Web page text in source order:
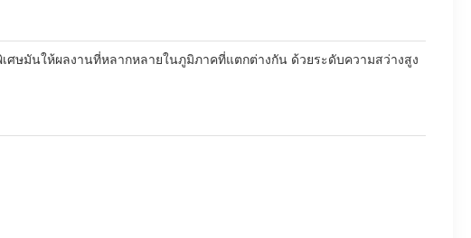
ษมันให้ผลงานที่หลากหลายในภูมิภาคที่แตกต่างกัน ด้วยระดับความสว่างสูง